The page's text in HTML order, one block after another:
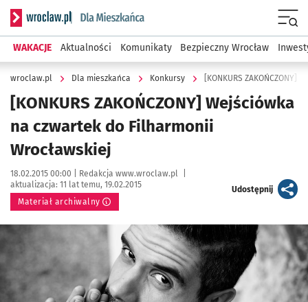
Serwis informacyjny wroclaw.pl podserwis: Dla mieszkańca
WAKACJE Aktualności Komunikaty Bezpieczny Wrocław
wroclaw.pl Dla mieszkańca Konkursy [KONKURS
[KONKURS ZAKOŃCZONY] Wejściówka
na czwartek do Filharmonii
Wrocławskiej
Data publikacji:
18.02.2015 00:00 | Autor:
Redakcja www.wroclaw.pl
aktualizacja: 11 lat temu, 19.02.2015
Materiał archiwalny
Udostępnijartykuł
Kliknij, aby powiększyć